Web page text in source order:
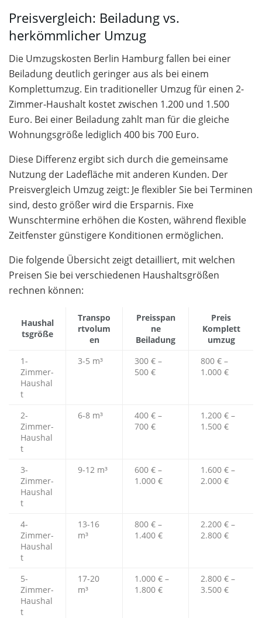
Preisvergleich: Beiladung vs.
herkömmlicher Umzug
Die Umzugskosten Berlin Hamburg fallen bei einer
Beiladung deutlich geringer aus als bei einem
Komplettumzug. Ein traditioneller Umzug für einen 2-
Zimmer-Haushalt kostet zwischen 1.200 und 1.500
Euro. Bei einer Beiladung zahlt man für die gleiche
Wohnungsgröße lediglich 400 bis 700 Euro.
Diese Differenz ergibt sich durch die gemeinsame
Nutzung der Ladefläche mit anderen Kunden. Der
Preisvergleich Umzug zeigt: Je flexibler Sie bei Terminen
sind, desto größer wird die Ersparnis. Fixe
Wunschtermine erhöhen die Kosten, während flexible
Zeitfenster günstigere Konditionen ermöglichen.
Die folgende Übersicht zeigt detailliert, mit welchen
Preisen Sie bei verschiedenen Haushaltsgrößen
rechnen können:
Haushal
tsgröße
Transpo
rtvolum
en
Preisspan
ne
Beiladung
Preis
Komplett
umzug
1-
Zimmer-
Haushal
t
3-5 m³
300 € –
500 €
800 € –
1.000 €
2-
Zimmer-
Haushal
t
6-8 m³
400 € –
700 €
1.200 € –
1.500 €
3-
Zimmer-
Haushal
t
9-12 m³
600 € –
1.000 €
1.600 € –
2.000 €
4-
Zimmer-
Haushal
t
13-16
m³
800 € –
1.400 €
2.200 € –
2.800 €
5-
Zimmer-
Haushal
t
17-20
m³
1.000 € –
1.800 €
2.800 € –
3.500 €